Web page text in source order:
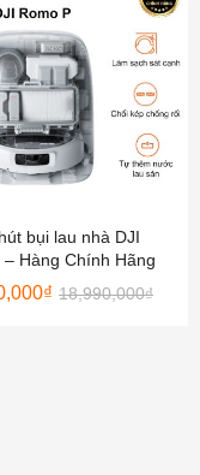
bụi lau nhà DJI
– Hàng Chính Hãng
₫ 18,990,000₫